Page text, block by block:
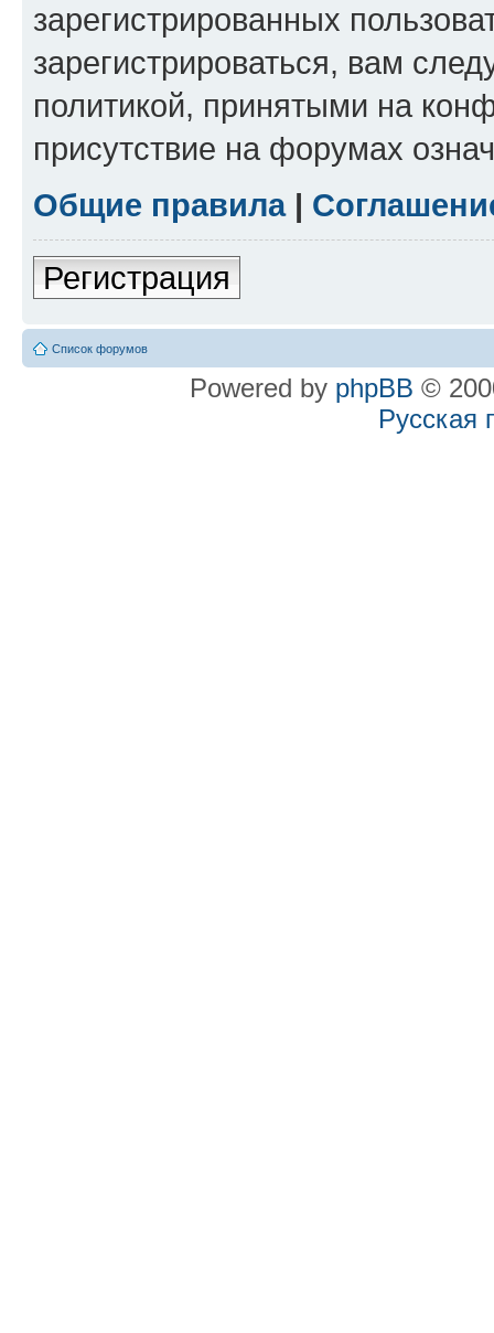
зарегистрированных
зарегистрироваться, вам
политикой, принятыми на
присутствие на форумах
Общие правила|
Регистрация
Список форумов
Powered by phpBB ©
Русская